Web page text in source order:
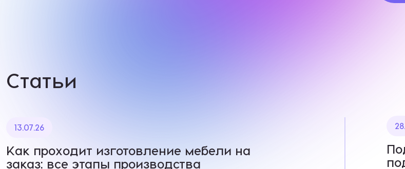
Статьи
13.07.26
Как проходит изготовление мебели на
заказ: все этапы производства